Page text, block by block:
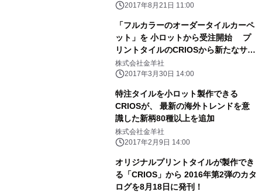
2017年8月21日 11:00
「フルカラーのオーダータイルカーペ
ット」を 小ロットから受注開始 プ
リントタイルのCRIOSから新たなサー
ビスがスタート
株式会社金羊社
2017年3月30日 14:00
特注タイルを小ロット製作できる
CRIOSが、 最新の海外トレンドを意
識した新柄80種以上を追加
株式会社金羊社
2017年2月9日 14:00
オリジナルプリントタイルが製作でき
る「CRIOS」から 2016年第2弾のカタ
ログを8月18日に発刊！